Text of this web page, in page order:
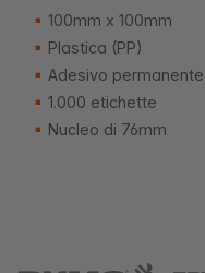
100mm x 100mm
Plastica (PP)
Adesivo permanente
1.000 etichette
Nucleo di 76mm